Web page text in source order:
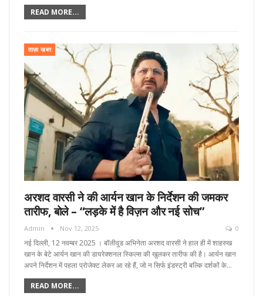
READ MORE...
ताज़ा खबर
अरशद वारसी ने की आर्यन खान के निर्देशन की जमकर
तारीफ, बोले – “लड़के में है विज़न और नई सोच”
Admin Nov 12, 2025 0
नई दिल्ली, 12 नवम्बर 2025 । बॉलीवुड अभिनेता अरशद वारसी ने हाल ही में शाहरुख
खान के बेटे आर्यन खान की डायरेक्शनल स्किल्स की खुलकर तारीफ की है। आर्यन खान
अपने निर्देशन में पहला प्रोजेक्ट लेकर आ रहे हैं, जो न सिर्फ इंडस्ट्री बल्कि दर्शकों के…
READ MORE...